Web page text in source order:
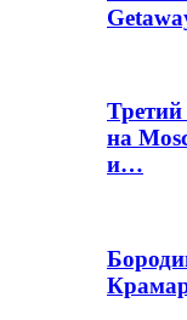
Третий
на
и…